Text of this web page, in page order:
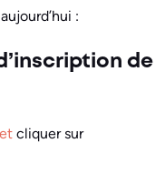
:
de
cliquer sur